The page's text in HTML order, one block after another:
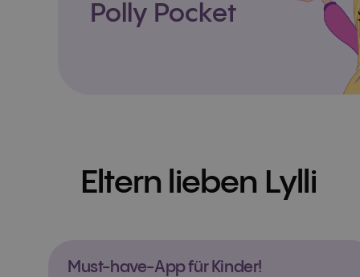
Polly Pocket
Eltern lieben Lylli
Must-have-App für Kinder!